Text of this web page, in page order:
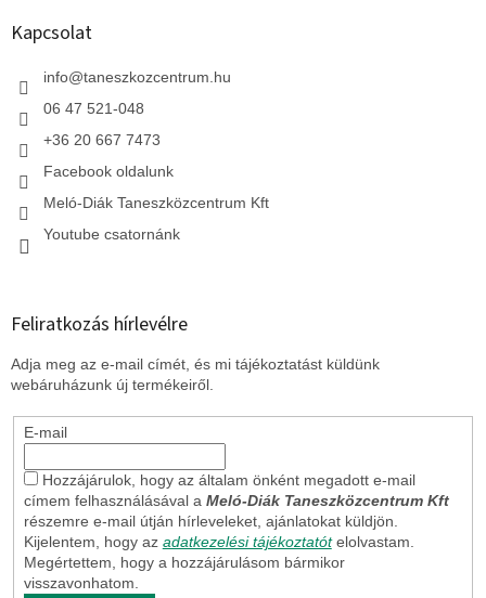
Kapcsolat
info@taneszkozcentrum.hu
06 47 521-048
+36 20 667 7473
Facebook oldalunk
Meló-Diák Taneszközcentrum Kft
Youtube csatornánk
Feliratkozás hírlevélre
Adja meg az e-mail címét, és mi tájékoztatást küldünk
webáruházunk új termékeiről.
E-mail
Hozzájárulok, hogy az általam önként megadott e-mail
címem felhasználásával a Meló-Diák Taneszközcentrum Kft
részemre e-mail útján hírleveleket, ajánlatokat küldjön.
Kijelentem, hogy az adatkezelési tájékoztatót elolvastam.
Megértettem, hogy a hozzájárulásom bármikor
visszavonhatom.